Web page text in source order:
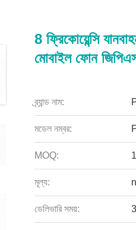
8 ফ্রিকোয়েন্সি
মোবাইল ফোন
ব্র্যান্ড নাম:
মডেল নম্বর:
MOQ:
মূল্য:
ডেলিভারি সময়: